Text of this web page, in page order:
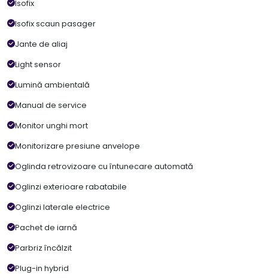
Isofix
Isofix scaun pasager
Jante de aliaj
Light sensor
Lumină ambientală
Manual de service
Monitor unghi mort
Monitorizare presiune anvelope
Oglinda retrovizoare cu întunecare automată
Oglinzi exterioare rabatabile
Oglinzi laterale electrice
Pachet de iarnă
Parbriz încălzit
Plug-in hybrid